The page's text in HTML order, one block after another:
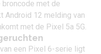
met de
Android 12 melding van
met de Pixel 5a 5G.
een Pixel 6-serie ligt